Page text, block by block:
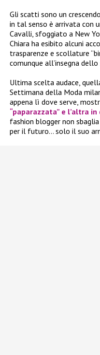
Gli scatti sono un
in tal senso è arrivata con
Cavalli, sfoggiato a New
Chiara ha esibito alcuni
trasparenze e scollature
comunque all’insegna
Ultima scelta audace,
Settimana della Moda
appena lì dove serve,
“paparazzata” e l’altra
fashion blogger non
per il futuro… solo il suo